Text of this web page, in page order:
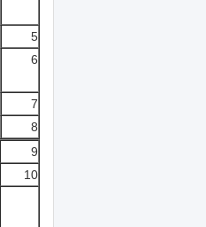
5
6
7
8
9
10